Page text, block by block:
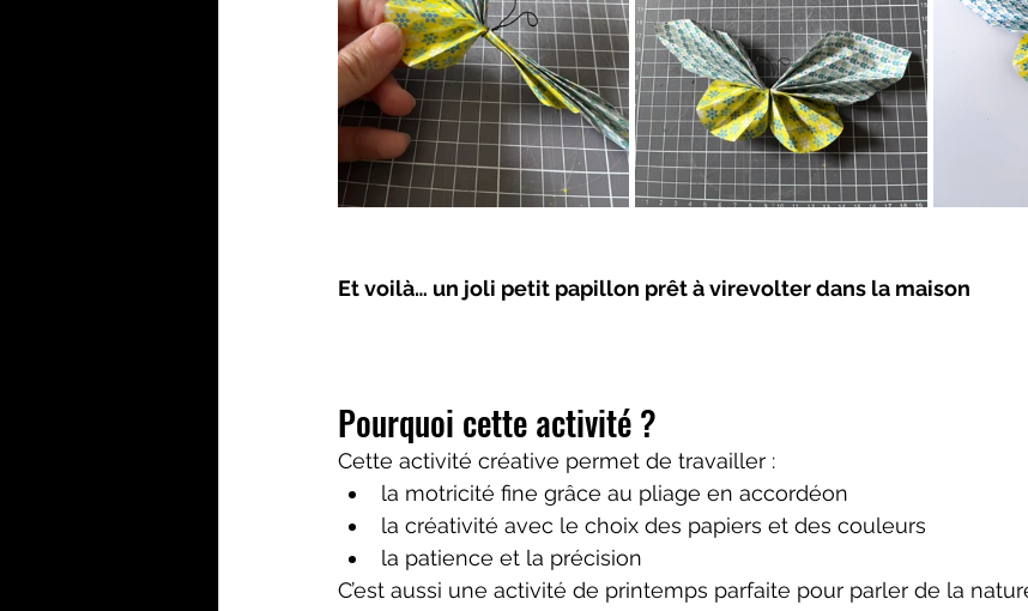
Et voilà… un joli petit papillon prêt à virevolter dans la maison
Pourquoi cette activité ?
Cette activité créative permet de travailler :
la motricité fine grâce au pliage en accordéon
la créativité avec le choix des papiers et des couleurs
la patience et la précision
C’est aussi une activité de printemps parfaite pour parler de la